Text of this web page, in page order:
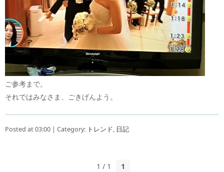
ご参考まで。
それではみなさま、ごきげんよう。
Posted at 03:00 | Category: トレンド, 日記
1 / 1 1